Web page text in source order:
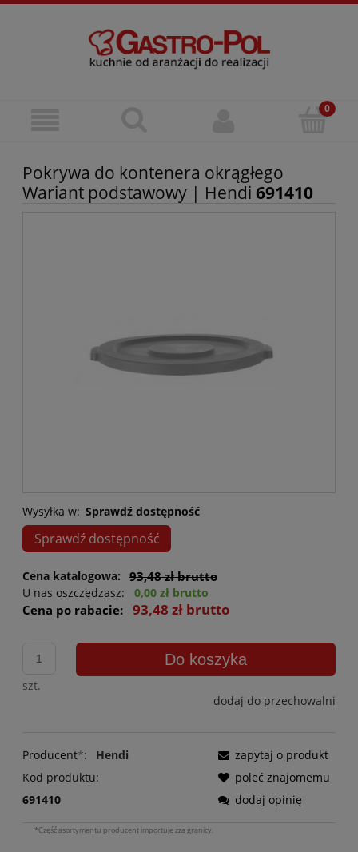
Pokrywa do kontenera okrągłego
Wariant podstawowy | Hendi 691410
Wysyłka w: Sprawdź dostępność
Sprawdź dostępność
Cena katalogowa: 93,48 zł brutto
U nas oszczędzasz: 0,00 zł brutto
Cena po rabacie: 93,48 zł brutto
szt.
Do koszyka
dodaj do przechowalni
Producent*:
Hendi
Kod produktu:
691410
zapytaj o produkt
poleć znajomemu
dodaj opinię
*Część asortymentu producent importuje zza granicy.